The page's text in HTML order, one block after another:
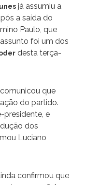
já assumiu a
a saída do
Paulo, que
foi um dos
desta terça-
que
do partido.
presidente, e
dos
Luciano
confirmou que